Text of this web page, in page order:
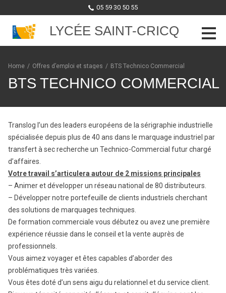
05 59 30 50 55
LYCÉE SAINT-CRICQ
Skip to content
Home / Offres d’emploi et stages / BTS Technico Commercial
BTS TECHNICO COMMERCIAL
Translog l’un des leaders européens de la sérigraphie industrielle
spécialisée depuis plus de 40 ans dans le marquage industriel par
transfert à sec recherche un Technico-Commercial futur chargé
d’affaires.
Votre travail s’articulera autour de 2 missions principales
– Animer et développer un réseau national de 80 distributeurs.
– Développer notre portefeuille de clients industriels cherchant
des solutions de marquages techniques.
De formation commerciale vous débutez ou avez une première
expérience réussie dans le conseil et la vente auprès de
professionnels.
Vous aimez voyager et êtes capables d’aborder des
problématiques très variées.
Vous êtes doté d’un sens aigu du relationnel et du service client.